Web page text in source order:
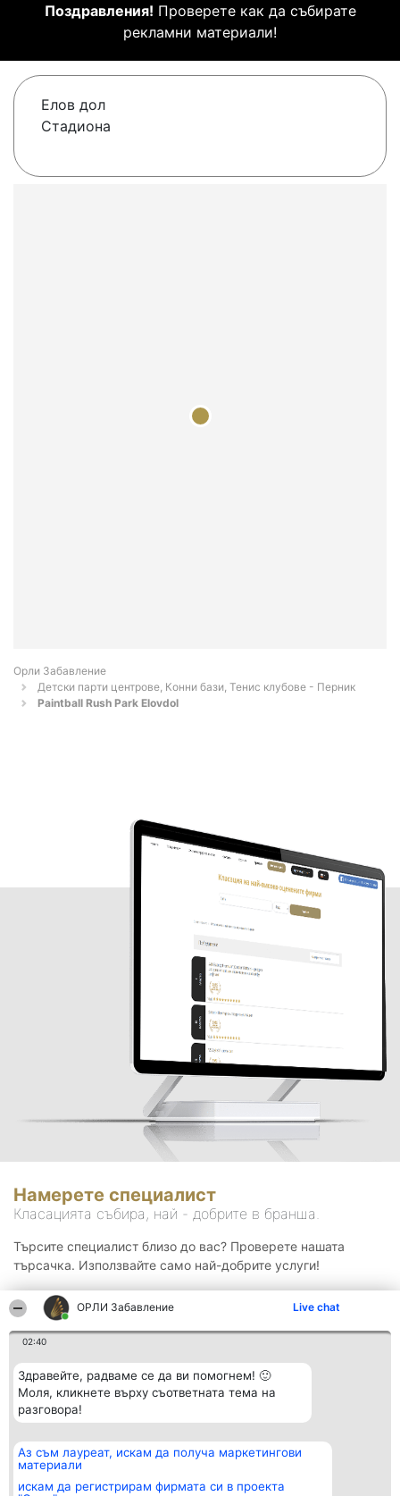
ОРЛИ Забавление Live chat
02:40
Здравейте, радваме се да ви помогнем! 🙂
Моля, кликнете върху съответната тема на
разговора!
Аз съм лауреат, искам да получа маркетингови
материали
искам да регистрирам фирмата си в проекта
Поздравления! Проверете как да събирате
рекламни материали!
Елов дол
Стадиона
Орли Забавление
Детски парти центрове, Конни бази, Тенис клубове - Перник
Paintball Rush Park Elovdol
Намерете специалист
Класацията събира, най - добрите в бранша.
Търсите специалист близо до вас? Проверете нашата
търсачка. Използвайте само най-добрите услуги!
Организатор на
класиране
BulevardulAleea Timișul De
Класация
всички
Контакти